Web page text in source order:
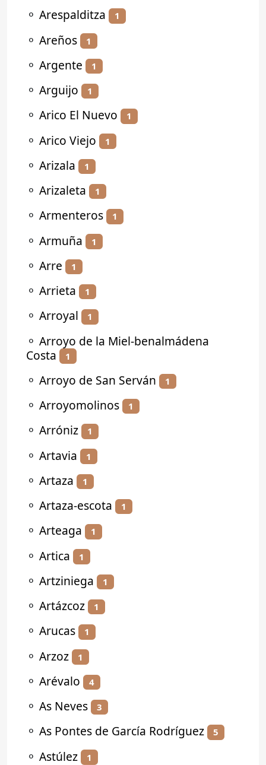
⚬ Arespalditza 1
⚬ Areños 1
⚬ Argente 1
⚬ Arguijo 1
⚬ Arico El Nuevo 1
⚬ Arico Viejo 1
⚬ Arizala 1
⚬ Arizaleta 1
⚬ Armenteros 1
⚬ Armuña 1
⚬ Arre 1
⚬ Arrieta 1
⚬ Arroyal 1
⚬ Arroyo de la Miel-benalmádena
Costa
1
⚬ Arroyo de San Serván 1
⚬ Arroyomolinos 1
⚬ Arróniz 1
⚬ Artavia 1
⚬ Artaza 1
⚬ Artaza-escota 1
⚬ Arteaga 1
⚬ Artica 1
⚬ Artziniega 1
⚬ Artázcoz 1
⚬ Arucas 1
⚬ Arzoz 1
⚬ Arévalo 4
⚬ As Neves 3
⚬ As Pontes de García Rodríguez 5
⚬ Astúlez 1